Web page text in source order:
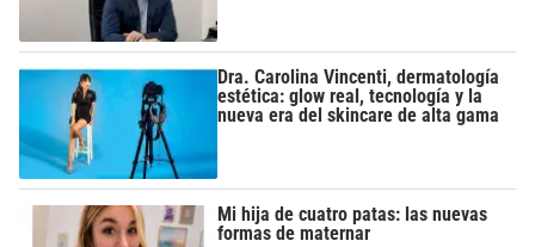
Dra. Carolina Vincenti, dermatología
estética: glow real, tecnología y la
nueva era del skincare de alta gama
Mi hija de cuatro patas: las nuevas
formas de maternar